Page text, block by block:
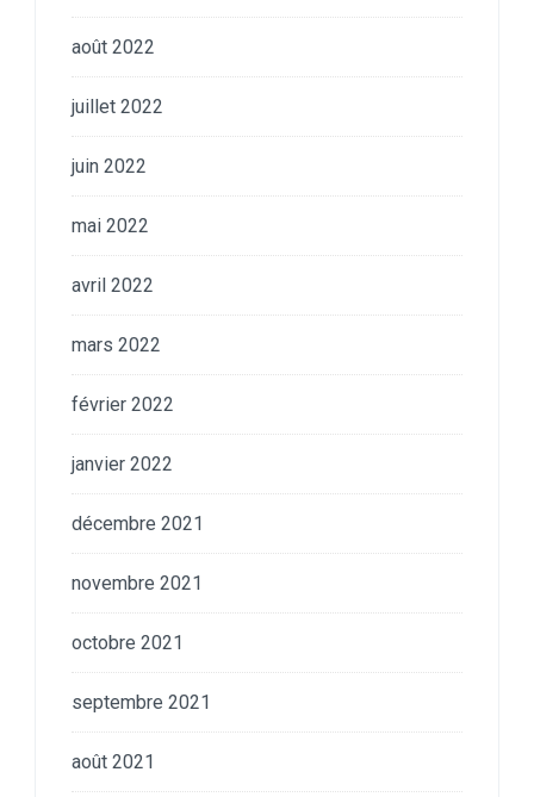
août 2022
juillet 2022
juin 2022
mai 2022
avril 2022
mars 2022
février 2022
janvier 2022
décembre 2021
novembre 2021
octobre 2021
septembre 2021
août 2021